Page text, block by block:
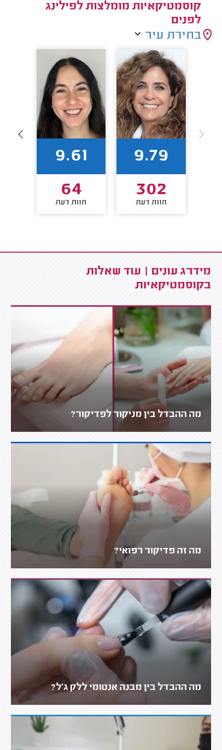
קוסמטיקאיות מומלצות לפילינג
לפנים
בחירת עיר
9.79
302
חוות דעת
9.61
64
חוות דעת
מידרג עונים | עוד שאלות
בקוסמטיקאיות
מה ההבדל בין מניקור לפדיקור?
מה זה פדיקור רפואי?
מה ההבדל בין מבנה אנטומי ללק ג'ל?